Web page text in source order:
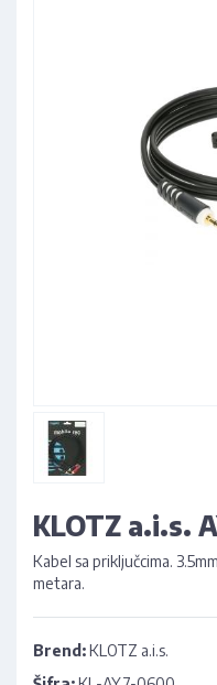
KLOTZ a.i.s.
Kabel sa priključcima.
metara.
Brend:KLOTZ a.i.s.